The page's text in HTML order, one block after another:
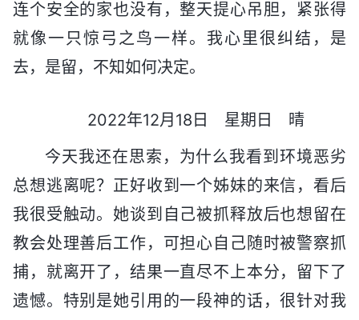
连个安全的家也没有，整天提心吊胆，紧张得
就像一只惊弓之鸟一样。我心里很纠结，是
去，是留，不知如何决定。
2022年12月18日 星期日 晴
今天我还在思索，为什么我看到环境恶劣
总想逃离呢？正好收到一个姊妹的来信，看后
我很受触动。她谈到自己被抓释放后也想留在
教会处理善后工作，可担心自己随时被警察抓
捕，就离开了，结果一直尽不上本分，留下了
遗憾。特别是她引用的一段神的话，很针对我